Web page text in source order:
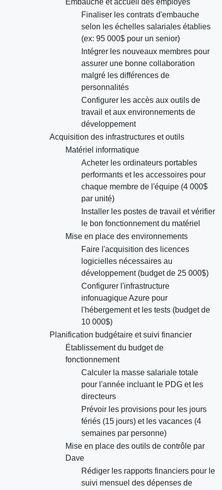
Embauche et accueil des employés
Finaliser les contrats d'embauche
selon les échelles salariales établies
(ex: 95 000$ pour un senior)
Intégrer les nouveaux membres pour
assurer une bonne collaboration
malgré les différences de
personnalités
Configurer les accès aux outils de
travail et aux environnements de
développement
Acquisition des infrastructures et outils
Matériel informatique
Acheter les ordinateurs portables
performants et les accessoires pour
chaque membre de l'équipe (4 000$
par unité)
Installer les postes de travail et vérifier
le bon fonctionnement du matériel
Mise en place des environnements
Faire l'acquisition des licences
logicielles nécessaires au
développement (budget de 25 000$)
Configurer l'infrastructure
infonuagique Azure pour
l'hébergement et les tests (budget de
10 000$)
Planification budgétaire et suivi financier
Établissement du budget de
fonctionnement
Calculer la masse salariale totale
pour l'année incluant le PDG et les
directeurs
Prévoir les provisions pour les jours
fériés (15 jours) et les vacances (4
semaines par personne)
Mise en place des outils de contrôle par
Dave
Rédiger les rapports financiers pour le
suivi mensuel des dépenses de